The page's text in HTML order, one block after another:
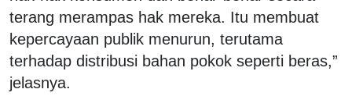
terang merampas hak mereka. Itu membuat
kepercayaan publik menurun, terutama
terhadap distribusi bahan pokok seperti beras,”
jelasnya.